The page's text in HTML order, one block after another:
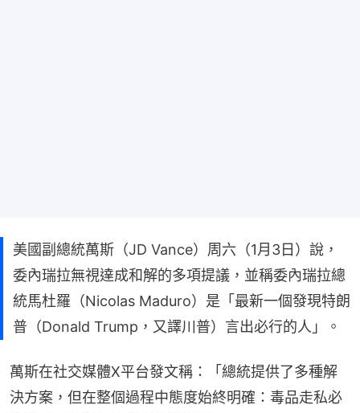
美國副總統萬斯（JD Vance）周六（1月3日）說，
委內瑞拉無視達成和解的多項提議，並稱委內瑞拉總
統馬杜羅（Nicolas Maduro）是「最新一個發現特朗
普（Donald Trump，又譯川普）言出必行的人」。
萬斯在社交媒體X平台發文稱：「總統提供了多種解
決方案，但在整個過程中態度始終明確：毒品走私必